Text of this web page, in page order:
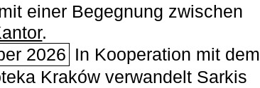
einer Begegnung zwischen
.
2026 In Kooperation mit dem
Kraków verwandelt Sarkis